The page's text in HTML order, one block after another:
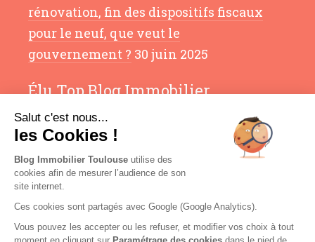
rénovation, fin des dispositifs fiscaux
pour le neuf, que veut le
gouvernement ? 30 juin 2025
Élu Top Blog Immobilier
Salut c'est nous...
les Cookies !
Blog Immobilier Toulouse utilise des
cookies afin de mesurer l’audience de son
site internet.
Ces cookies sont partagés avec Google (Google Analytics).
Vous pouvez les accepter ou les refuser, et modifier vos choix à tout
moment en cliquant sur Paramétrage des cookies dans le pied de